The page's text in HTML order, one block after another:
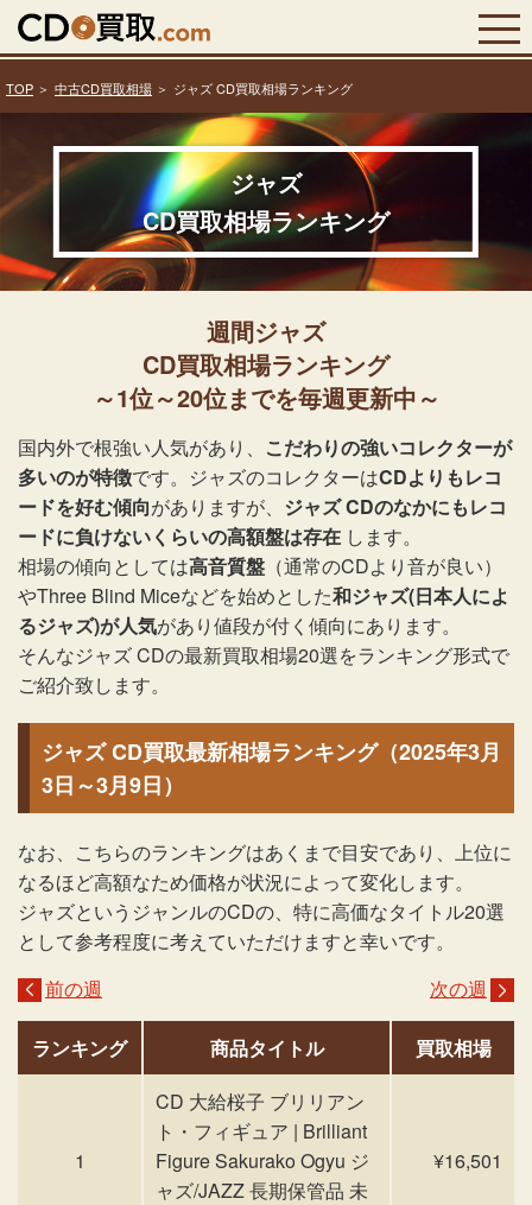
TOP 中古CD買取相場 ジャズ CD買取相場ランキング
ジャズ
CD買取相場ランキング
週間ジャズ
CD買取相場ランキング
～1位～20位までを毎週更新中～
国内外で根強い人気があり、 こだわりの強いコレクターが
多いのが特徴です。ジャズのコレクターはCDよりもレコ
ードを好む傾向がありますが、 ジャズ CDのなかにもレコ
ードに負けないくらいの高額盤は存在 します。
相場の傾向としては高音質盤 （通常のCDより音が良い）
やThree Blind Miceなどを始めとした和ジャズ(日本人によ
るジャズ)が人気があり値段が付く傾向にあります。
そんなジャズ CDの最新買取相場20選をランキング形式で
ご紹介致します。
ジャズ CD買取最新相場ランキング（2025年3月
3日～3月9日）
なお、こちらのランキングはあくまで目安であり、上位に
なるほど高額なため価格が状況によって変化します。
ジャズというジャンルのCDの、特に高価なタイトル20選
として参考程度に考えていただけますと幸いです。
前の週
次の週
ランキング 商品タイトル 買取相場
1
CD 大給桜子 ブリリアン
ト・フィギュア | Brilliant
Figure Sakurako Ogyu ジ
ャズ/JAZZ 長期保管品 未
¥16,501